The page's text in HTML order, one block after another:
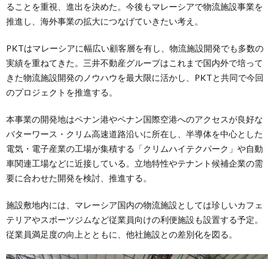
ることを重視、進出を決めた。今後もマレーシアで物流施設事業を
推進し、海外事業の拡大につなげていきたい考え。
PKTはマレーシアに幅広い顧客層を有し、物流施設開発でも多数の
実績を重ねてきた。三井不動産グループはこれまで国内外で培って
きた物流施設開発のノウハウを最大限に活かし、PKTと共同で今回
のプロジェクトを推進する。
本事業の開発地はペナン港やペナン国際空港へのアクセスが良好な
バターワース・クリム高速道路沿いに所在し、半導体を中心とした
電気・電子産業の工場が集積する「クリムハイテクパーク」や自動
車関連工場などに近接している。立地特性やテナント候補企業の需
要に合わせた開発を検討、推進する。
施設敷地内には、マレーシア国内の物流施設としては珍しいカフェ
テリアやスポーツジムなど従業員向けの利便施設も設置する予定。
従業員満足度の向上とともに、他社施設との差別化を図る。